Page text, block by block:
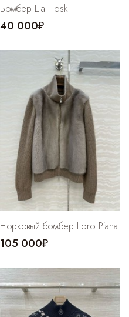
Бомбер Ela Hosk
40 000₽
Норковый бомбер Loro Piana
105 000₽